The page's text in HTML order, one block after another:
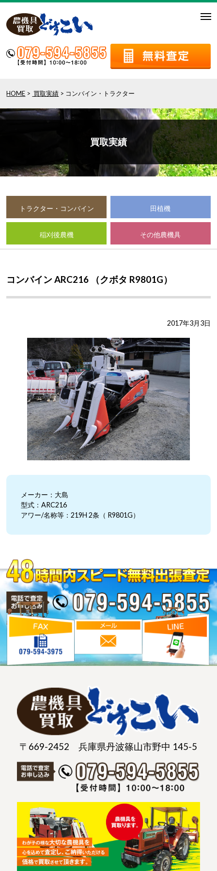
HOME > 買取実績 > コンバイン・トラクター
買取実績
トラクター・コンバイン 田植機
稲刈後農機 その他農機具
コンバイン ARC216 （クボタ R9801G）
2017年3月3日
メーカー：大島
型式：ARC216
アワー/名称等：219H 2条（ R9801G）
〒669-2452 兵庫県丹波篠山市野中 145-5